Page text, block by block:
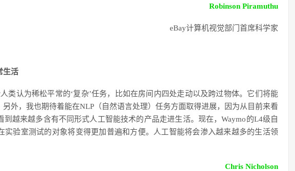
Robinson Piramuthu
eBay计算机视觉部门首席科学家
生活
类认为稀松平常的‘复杂’任务，比如在房间内四处走动以及跨过物体。它们将能
外，我也期待着能在NLP（自然语言处理）任务方面取得进展，因为从目前来看
越来越多含有不同形式人工智能技术的产品走进生活。现在，Waymo的L4级自
实验室测试的对象将变得更加普遍和方便。人工智能将会渗入越来越多的生活领
Chris Nicholson